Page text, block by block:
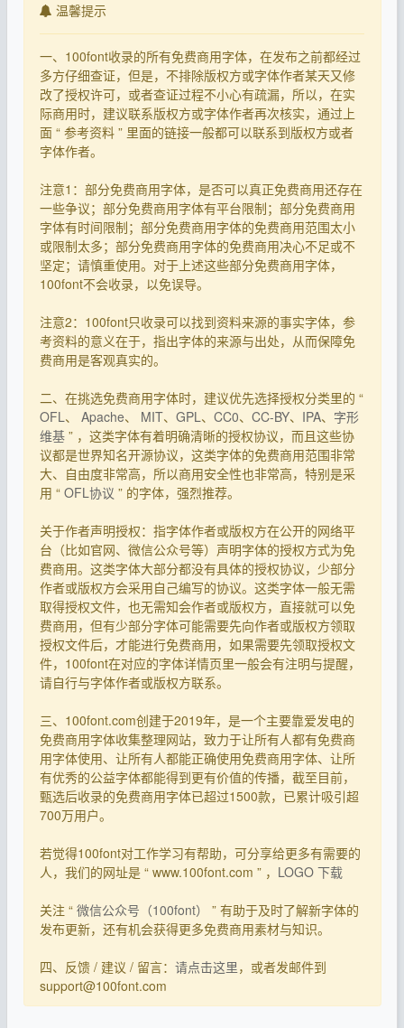
温馨提示
一、100font收录的所有免费商用字体，在发布之前都经过
多方仔细查证，但是，不排除版权方或字体作者某天又修
改了授权许可，或者查证过程不小心有疏漏，所以，在实
际商用时，建议联系版权方或字体作者再次核实，通过上
面 “ 参考资料 ” 里面的链接一般都可以联系到版权方或者
字体作者。
注意1：部分免费商用字体，是否可以真正免费商用还存在
一些争议；部分免费商用字体有平台限制；部分免费商用
字体有时间限制；部分免费商用字体的免费商用范围太小
或限制太多；部分免费商用字体的免费商用决心不足或不
坚定；请慎重使用。对于上述这些部分免费商用字体，
100font不会收录，以免误导。
注意2：100font只收录可以找到资料来源的事实字体，参
考资料的意义在于，指出字体的来源与出处，从而保障免
费商用是客观真实的。
二、在挑选免费商用字体时，建议优先选择授权分类里的 “
OFL、 Apache、 MIT、 GPL、 CC0、 CC-BY、 IPA、 字形
维基 ” ，这类字体有着明确清晰的授权协议，而且这些协
议都是世界知名开源协议，这类字体的免费商用范围非常
大、自由度非常高，所以商用安全性也非常高，特别是采
用 “ OFL协议 ” 的字体，强烈推荐。
关于作者声明授权：指字体作者或版权方在公开的网络平
台（比如官网、微信公众号等）声明字体的授权方式为免
费商用。这类字体大部分都没有具体的授权协议，少部分
作者或版权方会采用自己编写的协议。这类字体一般无需
取得授权文件，也无需知会作者或版权方，直接就可以免
费商用，但有少部分字体可能需要先向作者或版权方领取
授权文件后，才能进行免费商用，如果需要先领取授权文
件，100font在对应的字体详情页里一般会有注明与提醒，
请自行与字体作者或版权方联系。
三、100font.com创建于2019年，是一个主要靠爱发电的
免费商用字体收集整理网站，致力于让所有人都有免费商
用字体使用、让所有人都能正确使用免费商用字体、让所
有优秀的公益字体都能得到更有价值的传播，截至目前，
甄选后收录的免费商用字体已超过1500款，已累计吸引超
700万用户。
若觉得100font对工作学习有帮助，可分享给更多有需要的
人，我们的网址是 “ www.100font.com ” ， LOGO 下载
关注 “ 微信公众号（100font）
” 有助于及时了解新字体的
发布更新，还有机会获得更多免费商用素材与知识。
四、反馈 / 建议 / 留言： 请点击这里，或者发邮件到
support@100font.com